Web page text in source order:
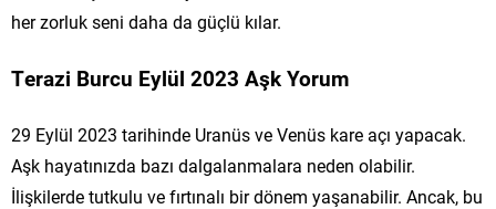
her zorluk seni daha da güçlü kılar.
Terazi Burcu Eylül 2023 Aşk Yorum
29 Eylül 2023 tarihinde Uranüs ve Venüs kare açı yapacak.
Aşk hayatınızda bazı dalgalanmalara neden olabilir.
İlişkilerde tutkulu ve fırtınalı bir dönem yaşanabilir. Ancak, bu